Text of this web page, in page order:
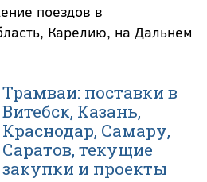
поездов в
Карелию, на Дальнем
Трамваи: поставки в
Витебск, Казань,
Краснодар, Самару,
Саратов, текущие
закупки и проекты